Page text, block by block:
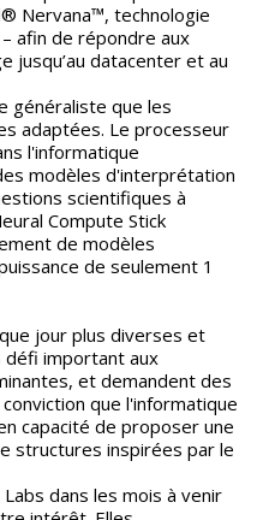
Nervana™, technologie
afin de répondre aux
jusqu’au datacenter et au
généraliste que les
adaptées. Le processeur
l'informatique
modèles d'interprétation
scientifiques à
Compute Stick
de modèles
de seulement 1
jour plus diverses et
défi important aux
et demandent des
que l'informatique
capacité de proposer une
structures inspirées par le
dans les mois à venir